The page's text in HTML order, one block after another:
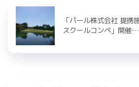
「パール株式会社 提携
スクールコンペ」開催…